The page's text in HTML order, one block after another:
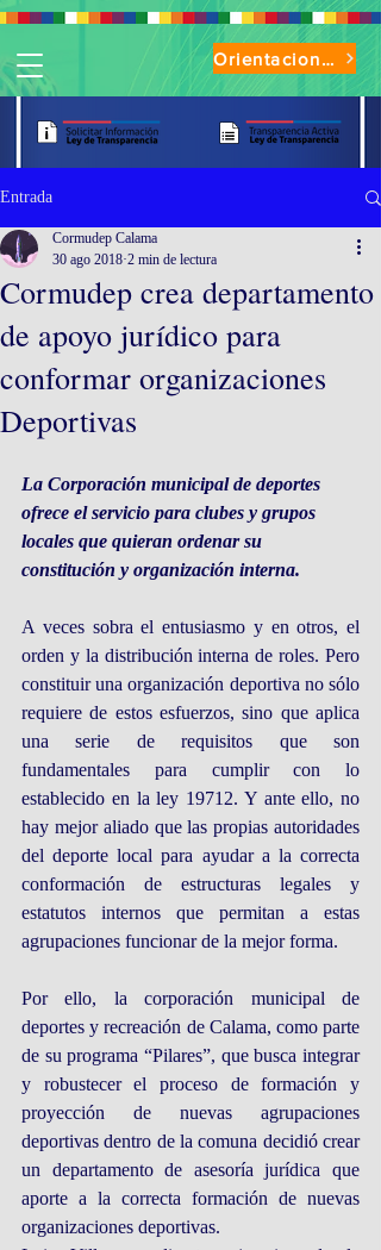
Orientaciones de Uso Parque Oasis
Entrada
Cormudep crea departamento
de apoyo jurídico para
conformar organizaciones
Deportivas
Cormudep Calama
30 ago 2018 2 min de lectura
La Corporación municipal de deportes
ofrece el servicio para clubes y grupos
locales que quieran ordenar su
constitución y organización interna.
A veces sobra el entusiasmo y en otros, el
orden y la distribución interna de roles. Pero
constituir una organización deportiva no sólo
requiere de estos esfuerzos, sino que aplica
una serie de requisitos que son
fundamentales para cumplir con lo
establecido en la ley 19712. Y ante ello, no
hay mejor aliado que las propias autoridades
del deporte local para ayudar a la correcta
conformación de estructuras legales y
estatutos internos que permitan a estas
agrupaciones funcionar de la mejor forma.
Por ello, la corporación municipal de
deportes y recreación de Calama, como parte
de su programa “Pilares”, que busca integrar
y robustecer el proceso de formación y
proyección de nuevas agrupaciones
deportivas dentro de la comuna decidió crear
un departamento de asesoría jurídica que
aporte a la correcta formación de nuevas
organizaciones deportivas.